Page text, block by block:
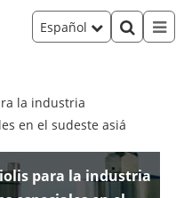
Español
la industria
en el sudeste asiá
para la industria